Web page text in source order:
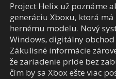
Project Helix už poznáme
generáciu Xboxu, ktorá má
hernému modelu. Nový
Windows, digitálny
Zákulisné informácie
že zariadenie príde bez
čím by sa Xbox ešte viac